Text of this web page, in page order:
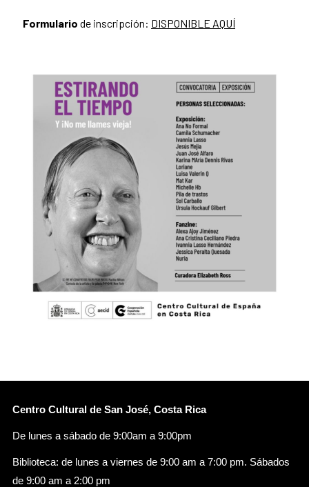
Formulario de inscripción: DISPONIBLE AQUÍ
Centro Cultural de San José, Costa Rica
De lunes a sábado de 9:00am a 9:00pm
Biblioteca: de lunes a viernes de 9:00 am a 7:00 pm. Sábados
de 9:00 am a 2:00 pm